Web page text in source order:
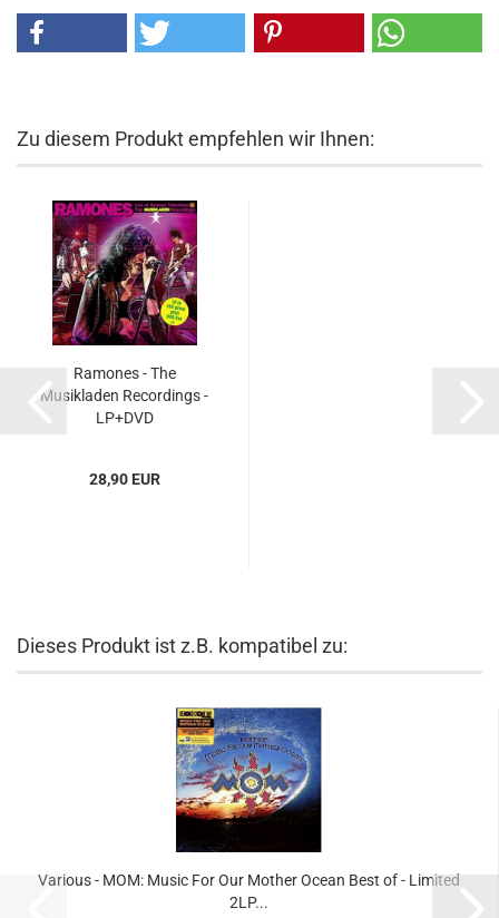
Zu diesem Produkt empfehlen wir Ihnen:
Ramones - The
Musikladen Recordings -
LP+DVD
28,90 EUR
Dieses Produkt ist z.B. kompatibel zu:
Various - MOM: Music For Our Mother Ocean Best of - Limited
2LP...